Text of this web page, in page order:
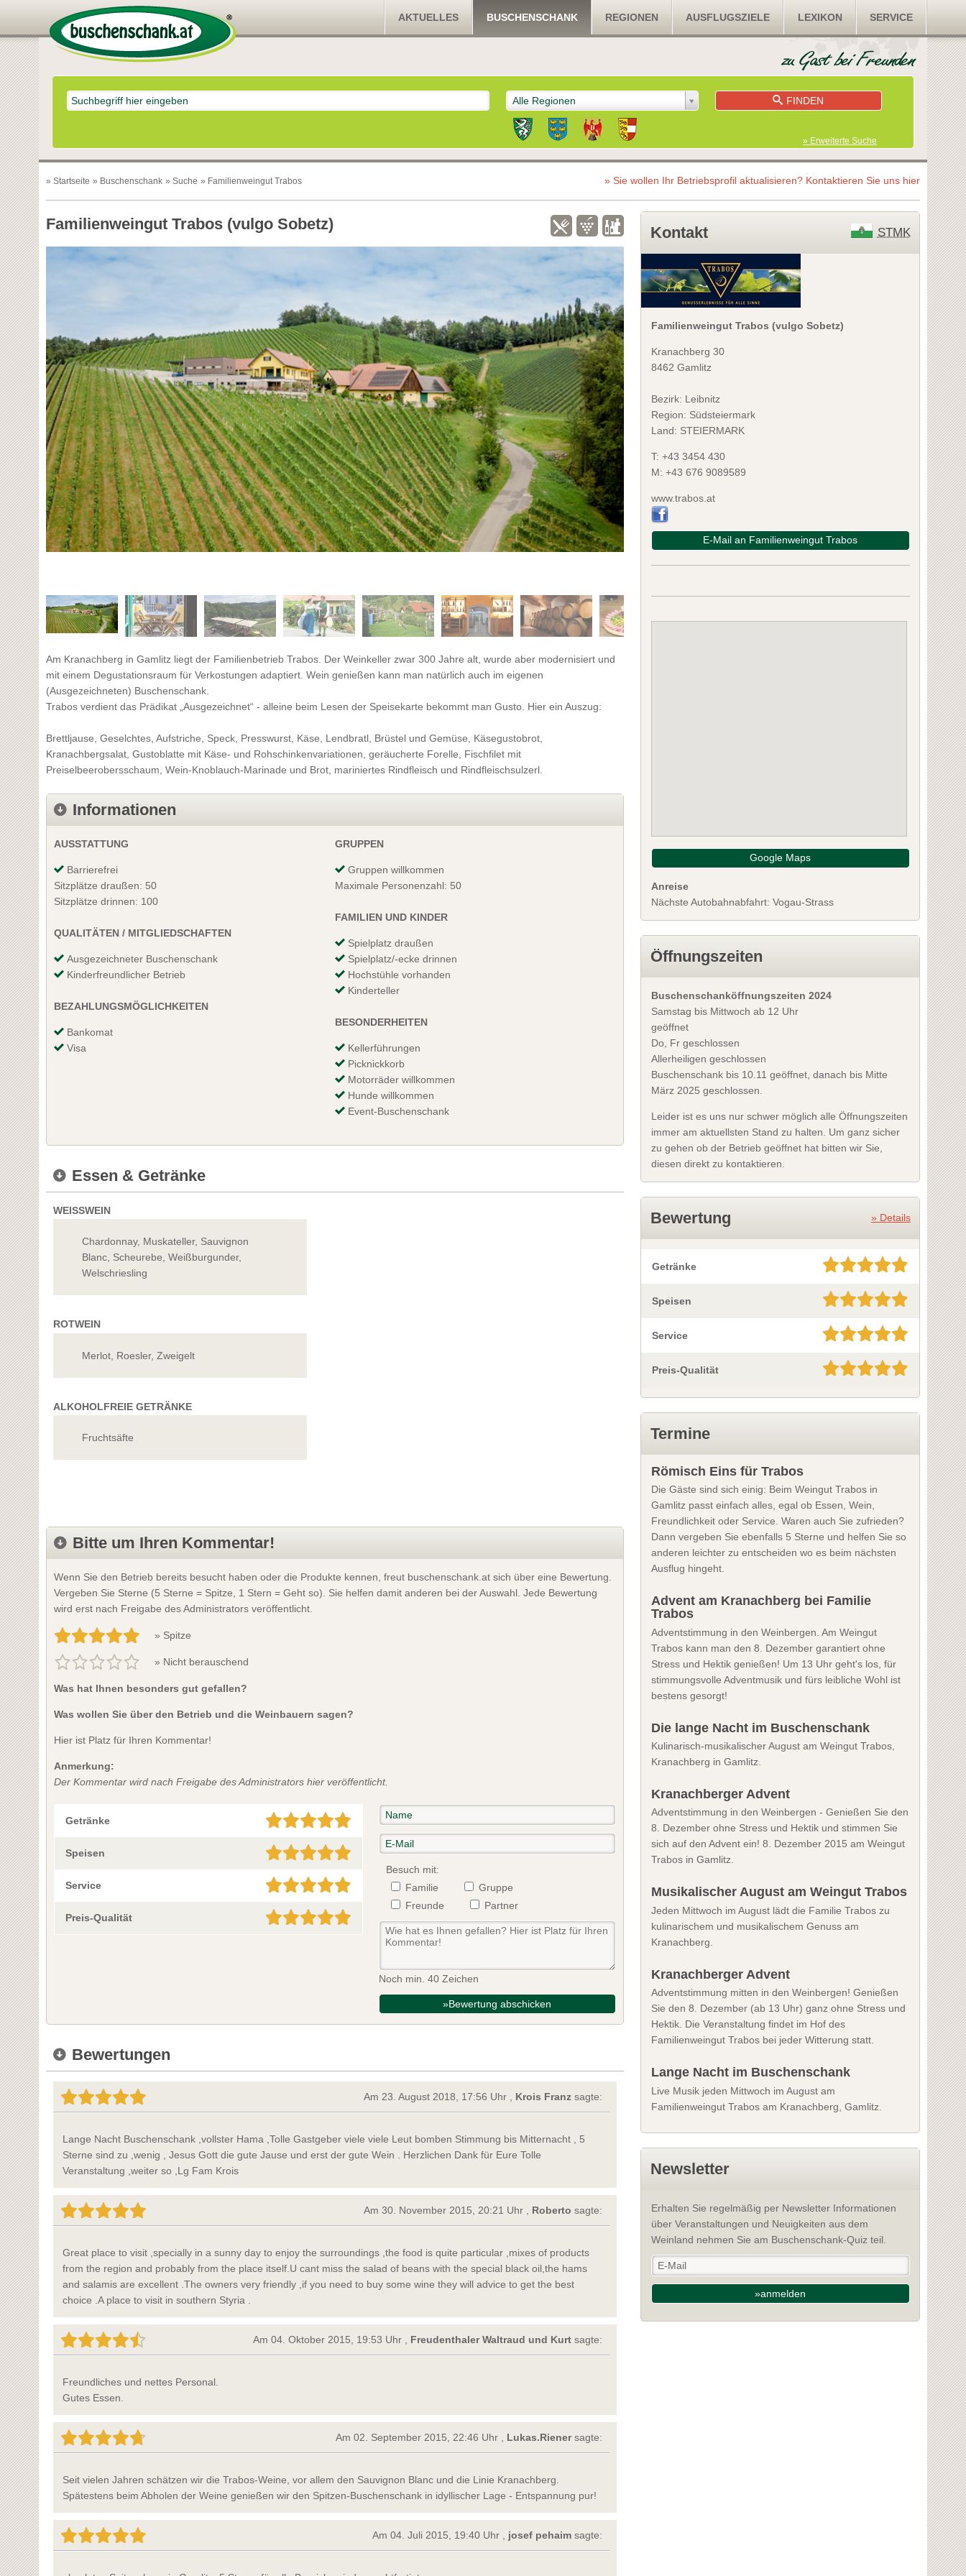
AKTUELLES BUSCHENSCHANK REGIONEN AUSFLUGSZIELE LEXIKON SERVICE
Alle Regionen FINDEN
» Erweiterte Suche
» Startseite » Buschenschank » Suche » Familienweingut Trabos
Familienweingut Trabos (vulgo Sobetz)
Am Kranachberg in Gamlitz liegt der Familienbetrieb Trabos. Der Weinkeller zwar 300 Jahre alt, wurde aber modernisiert und
mit einem Degustationsraum für Verkostungen adaptiert. Wein genießen kann man natürlich auch im eigenen
(Ausgezeichneten) Buschenschank.
Trabos verdient das Prädikat „Ausgezeichnet“ - alleine beim Lesen der Speisekarte bekommt man Gusto. Hier ein Auszug:
Brettljause, Geselchtes, Aufstriche, Speck, Presswurst, Käse, Lendbratl, Brüstel und Gemüse, Käsegustobrot,
Kranachbergsalat, Gustoblatte mit Käse- und Rohschinkenvariationen, geräucherte Forelle, Fischfilet mit
Preiselbeerobersschaum, Wein-Knoblauch-Marinade und Brot, mariniertes Rindfleisch und Rindfleischsulzerl.
Informationen
AUSSTATTUNG
Barrierefrei
Sitzplätze draußen: 50
Sitzplätze drinnen: 100
QUALITÄTEN / MITGLIEDSCHAFTEN
Ausgezeichneter Buschenschank
Kinderfreundlicher Betrieb
BEZAHLUNGSMÖGLICHKEITEN
Bankomat
Visa
GRUPPEN
Gruppen willkommen
Maximale Personenzahl: 50
FAMILIEN UND KINDER
Spielplatz draußen
Spielplatz/-ecke drinnen
Hochstühle vorhanden
Kinderteller
BESONDERHEITEN
Kellerführungen
Picknickkorb
Motorräder willkommen
Hunde willkommen
Event-Buschenschank
Essen & Getränke
WEISSWEIN
Chardonnay, Muskateller, Sauvignon
Blanc, Scheurebe, Weißburgunder,
Welschriesling
ROTWEIN
Merlot, Roesler, Zweigelt
ALKOHOLFREIE GETRÄNKE
Fruchtsäfte
Bitte um Ihren Kommentar!
Wenn Sie den Betrieb bereits besucht haben oder die Produkte kennen, freut buschenschank.at sich über eine Bewertung.
Vergeben Sie Sterne (5 Sterne = Spitze, 1 Stern = Geht so). Sie helfen damit anderen bei der Auswahl. Jede Bewertung
wird erst nach Freigabe des Administrators veröffentlicht.
» Spitze
» Nicht berauschend
Was hat Ihnen besonders gut gefallen?
Was wollen Sie über den Betrieb und die Weinbauern sagen?
Hier ist Platz für Ihren Kommentar!
Anmerkung:
Der Kommentar wird nach Freigabe des Administrators hier veröffentlicht.
Getränke
Speisen
Service
Preis-Qualität
Besuch mit:
Familie
Gruppe
Freunde
Partner
Noch min. 40 Zeichen
»Bewertung abschicken
Bewertungen
Am 23. August 2018, 17:56 Uhr , Krois Franz sagte:
Lange Nacht Buschenschank ,vollster Hama ,Tolle Gastgeber viele viele Leut bomben Stimmung bis Mitternacht , 5
Sterne sind zu ,wenig , Jesus Gott die gute Jause und erst der gute Wein . Herzlichen Dank für Eure Tolle
Veranstaltung ,weiter so ,Lg Fam Krois
Am 30. November 2015, 20:21 Uhr , Roberto sagte:
Great place to visit ,specially in a sunny day to enjoy the surroundings ,the food is quite particular ,mixes of products
from the region and probably from the place itself.U cant miss the salad of beans with the special black oil,the hams
and salamis are excellent .The owners very friendly ,if you need to buy some wine they will advice to get the best
choice .A place to visit in southern Styria .
Am 04. Oktober 2015, 19:53 Uhr , Freudenthaler Waltraud und Kurtsagte:
Freundliches und nettes Personal.
Gutes Essen.
Am 02. September 2015, 22:46 Uhr , Lukas.Rienersagte:
Seit vielen Jahren schätzen wir die Trabos-Weine, vor allem den Sauvignon Blanc und die Linie Kranachberg.
Spätestens beim Abholen der Weine genießen wir den Spitzen-Buschenschank in idyllischer Lage - Entspannung pur!
Am 04. Juli 2015, 19:40 Uhr , josef pehaimsagte:
» Sie wollen Ihr Betriebsprofil aktualisieren? Kontaktieren Sie uns hier
Kontakt STMK
Familienweingut Trabos (vulgo Sobetz)
Kranachberg 30
8462 Gamlitz
Bezirk: Leibnitz
Region: Südsteiermark
Land: STEIERMARK
T: +43 3454 430
M: +43 676 9089589
www.trabos.at
E-Mail an Familienweingut Trabos
Google Maps
Anreise
Nächste Autobahnabfahrt: Vogau-Strass
Öffnungszeiten
Buschenschanköffnungszeiten 2024
Samstag bis Mittwoch ab 12 Uhr
geöffnet
Do, Fr geschlossen
Allerheiligen geschlossen
Buschenschank bis 10.11 geöffnet, danach bis Mitte
März 2025 geschlossen.
Leider ist es uns nur schwer möglich alle Öffnungszeiten
immer am aktuellsten Stand zu halten. Um ganz sicher
zu gehen ob der Betrieb geöffnet hat bitten wir Sie,
diesen direkt zu kontaktieren.
» Details
Bewertung
Getränke
Speisen
Service
Preis-Qualität
Termine
Römisch Eins für Trabos
Die Gäste sind sich einig: Beim Weingut Trabos in
Gamlitz passt einfach alles, egal ob Essen, Wein,
Freundlichkeit oder Service. Waren auch Sie zufrieden?
Dann vergeben Sie ebenfalls 5 Sterne und helfen Sie so
anderen leichter zu entscheiden wo es beim nächsten
Ausflug hingeht.
Advent am Kranachberg bei Familie
Trabos
Adventstimmung in den Weinbergen. Am Weingut
Trabos kann man den 8. Dezember garantiert ohne
Stress und Hektik genießen! Um 13 Uhr geht's los, für
stimmungsvolle Adventmusik und fürs leibliche Wohl ist
bestens gesorgt!
Die lange Nacht im Buschenschank
Kulinarisch-musikalischer August am Weingut Trabos,
Kranachberg in Gamlitz.
Kranachberger Advent
Adventstimmung in den Weinbergen - Genießen Sie den
8. Dezember ohne Stress und Hektik und stimmen Sie
sich auf den Advent ein! 8. Dezember 2015 am Weingut
Trabos in Gamlitz.
Musikalischer August am Weingut Trabos
Jeden Mittwoch im August lädt die Familie Trabos zu
kulinarischem und musikalischem Genuss am
Kranachberg.
Kranachberger Advent
Adventstimmung mitten in den Weinbergen! Genießen
Sie den 8. Dezember (ab 13 Uhr) ganz ohne Stress und
Hektik. Die Veranstaltung findet im Hof des
Familienweingut Trabos bei jeder Witterung statt.
Lange Nacht im Buschenschank
Live Musik jeden Mittwoch im August am
Familienweingut Trabos am Kranachberg, Gamlitz.
Newsletter
Erhalten Sie regelmäßig per Newsletter Informationen
über Veranstaltungen und Neuigkeiten aus dem
Weinland nehmen Sie am Buschenschank-Quiz teil.
»anmelden